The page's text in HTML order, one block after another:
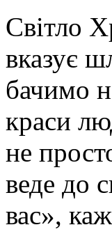
Світло
вказує
бачимо
краси
не
веде до
вас»,